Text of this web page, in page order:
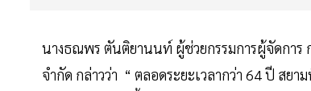
นางธณพร ตันติยานนท์ ผู้ช่วยกรรมการผู้จัดการ
จำกัด กล่าวว่า “ ตลอดระยะเวลากว่า 64 ปี ส